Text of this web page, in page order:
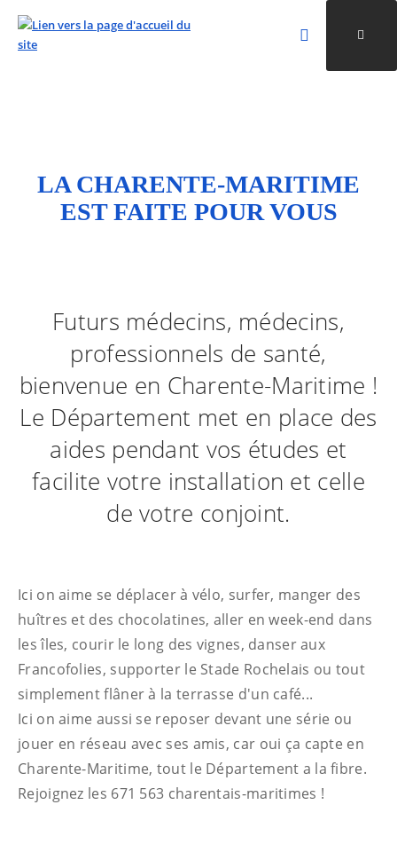
Rechercher
Valider la
LA CHARENTE-MARITIME
EST FAITE POUR VOUS
Futurs médecins, médecins,
professionnels de santé,
bienvenue en Charente-Maritime !
Le Département met en place des
aides pendant vos études et
facilite votre installation et celle
de votre conjoint.
Ici on aime se déplacer à vélo, surfer, manger des
huîtres et des chocolatines, aller en week-end dans
les îles, courir le long des vignes, danser aux
Francofolies, supporter le Stade Rochelais ou tout
simplement flâner à la terrasse d'un café...
Ici on aime aussi se reposer devant une série ou
jouer en réseau avec ses amis, car oui ça capte en
Charente-Maritime, tout le Département a la fibre.
Rejoignez les 671 563 charentais-maritimes !